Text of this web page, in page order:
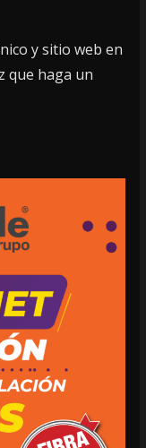
y sitio web en
que haga un